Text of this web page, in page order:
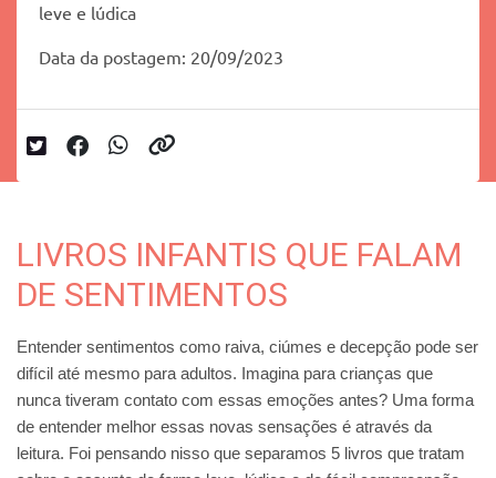
leve e lúdica
Data da postagem: 20/09/2023
LIVROS INFANTIS QUE FALAM
DE SENTIMENTOS
Entender sentimentos como raiva, ciúmes e decepção pode ser
difícil até mesmo para adultos. Imagina para crianças que
nunca tiveram contato com essas emoções antes? Uma forma
de entender melhor essas novas sensações é através da
leitura. Foi pensando nisso que separamos 5 livros que tratam